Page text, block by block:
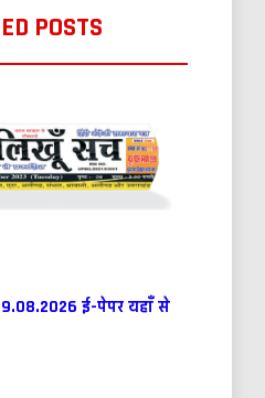
POSTS
ई-पेपर यहाँ से